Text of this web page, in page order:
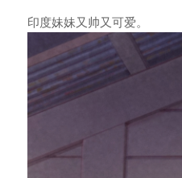
印度妹妹又帅又可爱。